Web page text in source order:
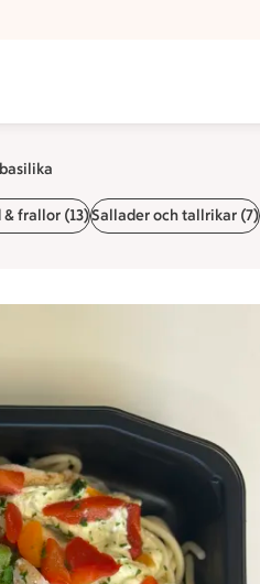
& frallor (13)Sallader och tallrikar (7)